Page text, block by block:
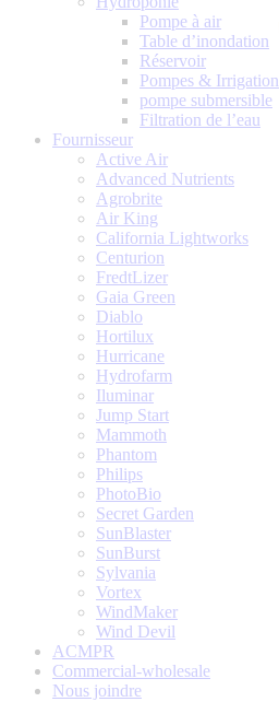
Pompe à air
Table d’inondation
Réservoir
Pompes & Irrigation
pompe submersible
Filtration de l’eau
Fournisseur
Active Air
Advanced Nutrients
Agrobrite
Air King
California Lightworks
Centurion
FredtLizer
Gaia Green
Diablo
Hortilux
Hurricane
Hydrofarm
Iluminar
Jump Start
Mammoth
Phantom
Philips
PhotoBio
Secret Garden
SunBlaster
SunBurst
Sylvania
Vortex
WindMaker
Wind Devil
ACMPR
Commercial-wholesale
Nous joindre